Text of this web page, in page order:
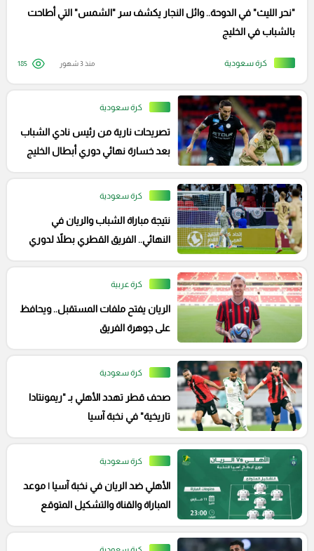
كرة سعودية
"نحر الليث" في الدوحة.. وائل النجار يكشف سر "الشمس" التي أطاحت
بالشباب في الخليج
منذ 3 شهور 185
كرة سعودية
تصريحات نارية من رئيس نادي الشباب
بعد خسارة نهائي دوري أبطال الخليج
كرة سعودية
نتيجة مباراة الشباب والريان في
النهائي.. الفريق القطري بطلاً لدوري
كرة عربية
الريان يفتح ملفات المستقبل.. ويحافظ
على جوهرة الفريق
كرة سعودية
صحف قطر تهدد الأهلي بـ "ريمونتادا
تاريخية" في نخبة آسيا
كرة سعودية
الأهلي ضد الريان في نخبة آسيا | موعد
المباراة والقناة والتشكيل المتوقع